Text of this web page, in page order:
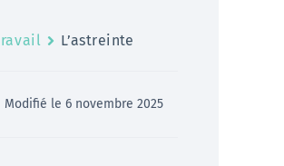
à vos questions urgentes
L’astreinte
Modifié le 6 novembre 2025